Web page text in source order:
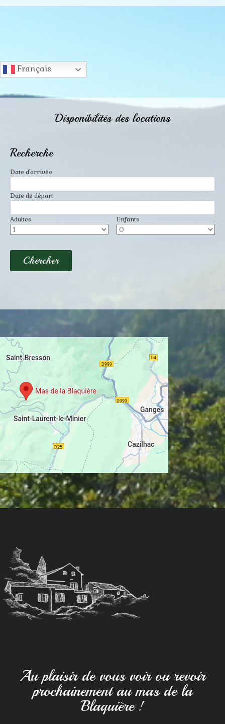
Français
Disponibilités des locations
Recherche
Date d'arrivée
Date de départ
Adultes Enfants
Au plaisir de vous voir ou revoir
prochainement au mas de la
Blaquière !